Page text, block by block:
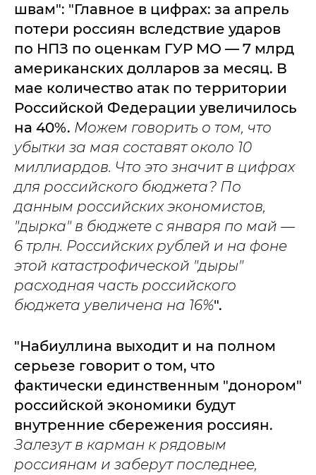
швам": "Главное в цифрах: за апрель
потери россиян вследствие ударов
по НПЗ по оценкам ГУР МО — 7 млрд
американских долларов за месяц. В
мае количество атак по территории
Российской Федерации увеличилось
на 40%. Можем говорить о том, что
убытки за мая составят около 10
миллиардов. Что это значит в цифрах
для российского бюджета? По
данным российских экономистов,
"дырка" в бюджете с января по май —
6 трлн. Российских рублей и на фоне
этой катастрофической "дыры"
расходная часть российского
бюджета увеличена на 16%".
"Набиуллина выходит и на полном
серьезе говорит о том, что
фактически единственным "донором"
российской экономики будут
внутренние сбережения россиян.
Залезут в карман к рядовым
россиянам и заберут последнее,